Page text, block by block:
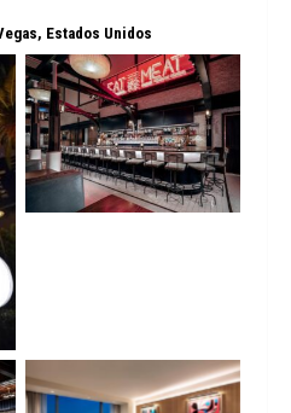
Estados Unidos
No Caption